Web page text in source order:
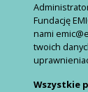
Fundację
nami
twoich
Wszystkie